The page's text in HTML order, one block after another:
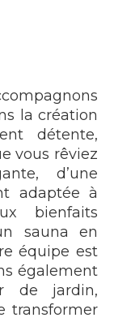
la création
détente,
vous rêviez
d’une
adaptée à
bienfaits
sauna en
équipe est
également
de jardin,
transformer